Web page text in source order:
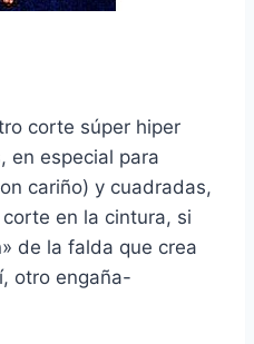
corte súper hiper
en especial para
cariño) y cuadradas,
en la cintura, si
de la falda que crea
otro engaña-